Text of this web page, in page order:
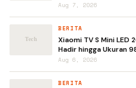
Aug 7, 2026
BERITA
Xiaomi TV S Mini LED
Hadir hingga Ukuran
Aug 6, 2026
BERITA